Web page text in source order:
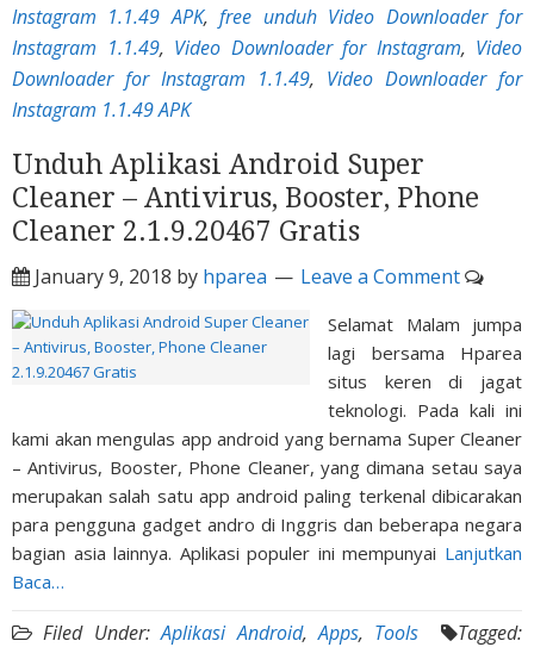
Instagram 1.1.49 APK,free unduh Video Downloader for
Instagram 1.1.49, Video Downloader for Instagram, Video
Downloader for Instagram 1.1.49, Video Downloader for
Instagram 1.1.49 APK
Unduh Aplikasi Android Super
Cleaner – Antivirus, Booster, Phone
Cleaner 2.1.9.20467 Gratis
January 9, 2018 by hparea Leave a Comment
Selamat Malam jumpa
lagi bersama Hparea
situs keren di jagat
teknologi. Pada kali ini
kami akan mengulas app android yang bernama Super Cleaner
– Antivirus, Booster, Phone Cleaner, yang dimana setau saya
merupakan salah satu app android paling terkenal dibicarakan
para pengguna gadget andro di Inggris dan beberapa negara
bagian asia lainnya. Aplikasi populer ini mempunyai Lanjutkan
Baca…
Filed Under:Aplikasi Android,Apps, Tools
Tagged: